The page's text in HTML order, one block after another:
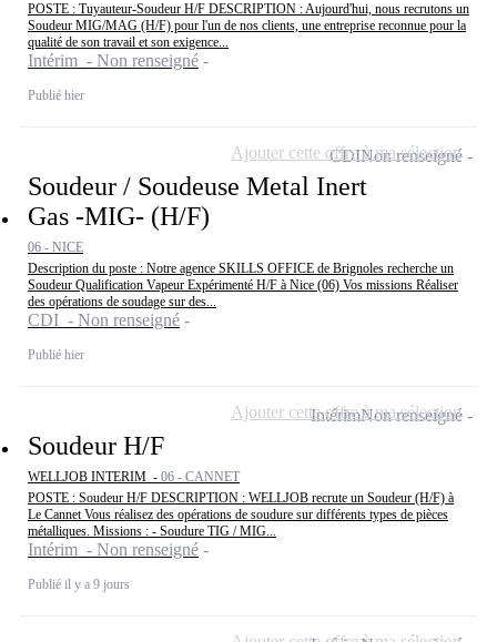
POSTE : Tuyauteur-Soudeur H/F DESCRIPTION : Aujourd'hui, nous recrutons un
Soudeur MIG/MAG (H/F) pour l'un de nos clients, une entreprise reconnue pour la
qualité de son travail et son exigence...
Intérim - Non renseigné
Publié hier
Soudeur / Soudeuse Metal Inert
Gas -MIG- (H/F)
06 - NICE
Description du poste : Notre agence SKILLS OFFICE de Brignoles recherche un
Soudeur Qualification Vapeur Expérimenté H/F à Nice (06) Vos missions Réaliser
des opérations de soudage sur des...
CDI - Non renseigné
Publié hier
CDINon renseigné
Ajouter cette offre à ma sélection
Soudeur H/F
WELLJOB INTERIM - 06 - CANNET
POSTE : Soudeur H/F DESCRIPTION : WELLJOB recrute un Soudeur (H/F) à
Le Cannet Vous réalisez des opérations de soudure sur différents types de pièces
métalliques. Missions : - Soudure TIG / MIG...
Intérim - Non renseigné
Publié il y a 9 jours
IntérimNon renseigné
Ajouter cette offre à ma sélection